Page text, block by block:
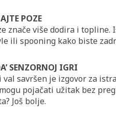
POZE
znače više dodira i
ili spooning kako biste
SENZORNOJ IGRI
val savršen je izgovor za
pojačati užitak bez
Još bolje.